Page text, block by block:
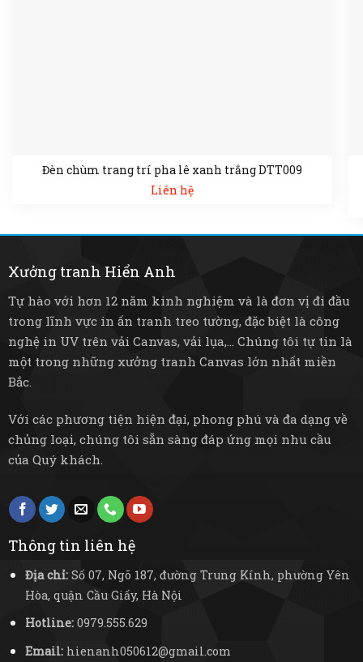
Đèn chùm trang trí pha lê xanh trắng DTT009
Liên hệ
Xưởng tranh Hiển Anh
Tự hào với hơn 12 năm kinh nghiệm và là đơn vị đi đầu
trong lĩnh vực in ấn tranh treo tường, đặc biệt là công
nghệ in UV trên vải Canvas, vải lụa,... Chúng tôi tự tin là
một trong những xưởng tranh Canvas lớn nhất miền
Bắc.
Với các phương tiện hiện đại, phong phú và đa dạng về
chủng loại, chúng tôi sẵn sàng đáp ứng mọi nhu cầu
của Quý khách.
Thông tin liên hệ
Địa chỉ:Số 07, Ngõ 187, đường Trung Kính, phường Yên
Hòa, quận Cầu Giấy, Hà Nội
Hotline:0979.555.629
Email:hienanh050612@gmail.com